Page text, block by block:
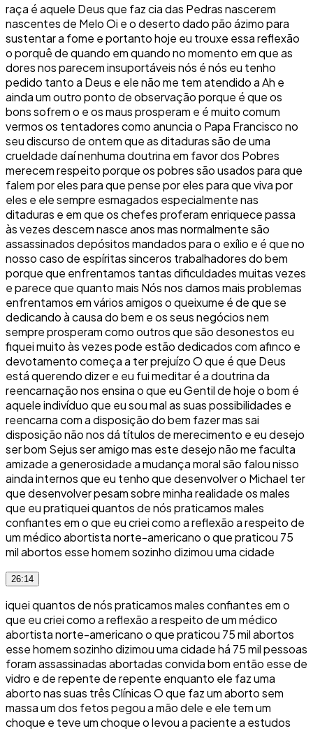
raça é aquele Deus que faz cia das Pedras nascerem
nascentes de Melo Oi e o deserto dado pão ázimo para
sustentar a fome e portanto hoje eu trouxe essa reflexão
o porquê de quando em quando no momento em que as
dores nos parecem insuportáveis nós é nós eu tenho
pedido tanto a Deus e ele não me tem atendido a Ah e
ainda um outro ponto de observação porque é que os
bons sofrem o e os maus prosperam e é muito comum
vermos os tentadores como anuncia o Papa Francisco no
seu discurso de ontem que as ditaduras são de uma
crueldade daí nenhuma doutrina em favor dos Pobres
merecem respeito porque os pobres são usados para que
falem por eles para que pense por eles para que viva por
eles e ele sempre esmagados especialmente nas
ditaduras e em que os chefes proferam enriquece passa
às vezes descem nasce anos mas normalmente são
assassinados depósitos mandados para o exílio e é que no
nosso caso de espíritas sinceros trabalhadores do bem
porque que enfrentamos tantas dificuldades muitas vezes
e parece que quanto mais Nós nos damos mais problemas
enfrentamos em vários amigos o queixume é de que se
dedicando à causa do bem e os seus negócios nem
sempre prosperam como outros que são desonestos eu
fiquei muito às vezes pode estão dedicados com afinco e
devotamento começa a ter prejuízo O que é que Deus
está querendo dizer e eu fui meditar é a doutrina da
reencarnação nos ensina o que eu Gentil de hoje o bom é
aquele indivíduo que eu sou mal as suas possibilidades e
reencarna com a disposição do bem fazer mas sai
disposição não nos dá títulos de merecimento e eu desejo
ser bom Sejus ser amigo mas este desejo não me faculta
amizade a generosidade a mudança moral são falou nisso
ainda internos que eu tenho que desenvolver o Michael ter
que desenvolver pesam sobre minha realidade os males
que eu pratiquei quantos de nós praticamos males
confiantes em o que eu criei como a reflexão a respeito de
um médico abortista norte-americano o que praticou 75
mil abortos esse homem sozinho dizimou uma cidade
26:14
iquei quantos de nós praticamos males confiantes em o
que eu criei como a reflexão a respeito de um médico
abortista norte-americano o que praticou 75 mil abortos
esse homem sozinho dizimou uma cidade há 75 mil pessoas
foram assassinadas abortadas convida bom então esse de
vidro e de repente de repente enquanto ele faz uma
aborto nas suas três Clínicas O que faz um aborto sem
massa um dos fetos pegou a mão dele e ele tem um
choque e teve um choque o levou a paciente a estudos